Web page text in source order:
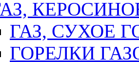
ГАЗ, СУХОЕ
ГОРЕЛКИ